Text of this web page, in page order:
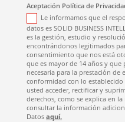
Aceptación Política de
Le informamos que el
datos es SOLID BUSINESS
es la gestión, estudio y
encontrándonos legitimados
consentimiento que nos está
que es mayor de 14 años y
necesaria para la prestación
conformidad con lo
usted acceder, rectificar y
derechos, como se explica en
consultar la información
Datosaquí.